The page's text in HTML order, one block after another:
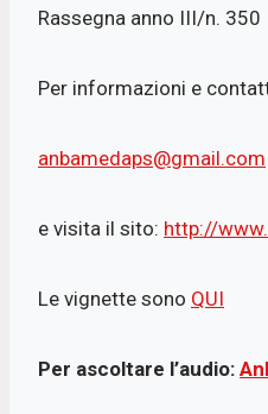
Rassegna anno III/n. 350
Per informazioni e
anbamedaps@gmail.com
e visita il sito: http://
Le vignette sono QUI
Per ascoltare l’audio: